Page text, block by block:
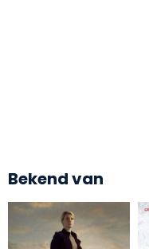
Bekend van